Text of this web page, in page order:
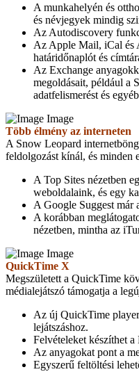
A munkahelyén és
és névjegyek mindig
Az Autodiscovery
Az Apple Mail, iCal és
határidőnaplót és
Az Exchange
megoldásait, például a
adatfelismerést és
Image
Több élmény az interneten
A Snow Leopard
feldolgozást kínál, és minden
A Top Sites nézetben
weboldalaink, és egy
A Google Suggest már
A korábban
nézetben, mintha az
Image
QuickTime X
Megszületett a QuickTime
médialejátszó támogatja a
Az új QuickTime
lejátszáshoz.
Felvételeket készíthet
Az anyagokat pont a
Egyszerű feltöltési